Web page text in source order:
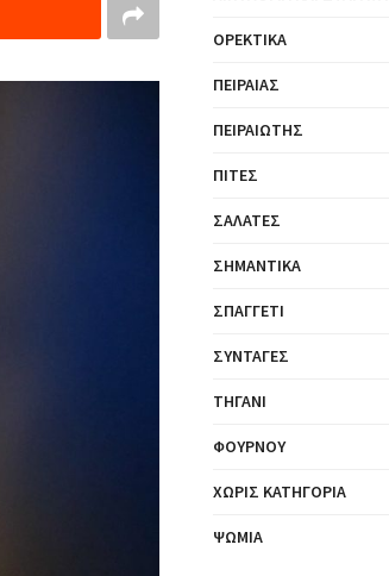
ΟΡΕΚΤΙΚΆ
ΠΕΙΡΑΙΆΣ
ΠΕΙΡΑΙΏΤΗΣ
ΠΊΤΕΣ
ΣΑΛΆΤΕΣ
ΣΗΜΑΝΤΙΚΆ
ΣΠΑΓΓΈΤΙ
ΣΥΝΤΑΓΈΣ
ΤΗΓΆΝΙ
ΦΟΎΡΝΟΥ
ΧΩΡΊΣ ΚΑΤΗΓΟΡΊΑ
ΨΩΜΙΆ